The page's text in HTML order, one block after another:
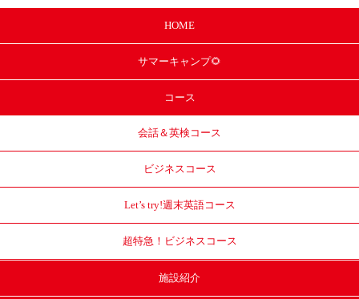
HOME
サマーキャンプ🌻
コース
会話＆英検コース
ビジネスコース
Let’s try!週末英語コース
超特急！ ビジネスコース
施設紹介